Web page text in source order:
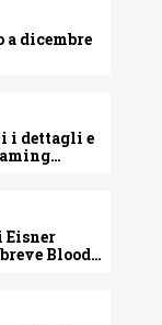
dicembre
i dettagli e
Blood